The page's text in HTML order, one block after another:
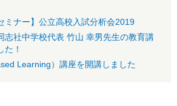
ミナー】公立高校入試分析会2019
志社中学校代表 竹山 幸男先生の教育講
た！
Learning）講座を開講しました